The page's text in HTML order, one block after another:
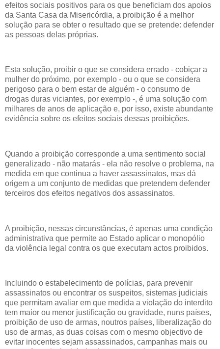
efeitos sociais positivos para os que beneficiam dos apoios
da Santa Casa da Misericórdia, a proibição é a melhor
solução para se obter o resultado que se pretende: defender
as pessoas delas próprias.
Esta solução, proibir o que se considera errado - cobiçar a
mulher do próximo, por exemplo - ou o que se considera
perigoso para o bem estar de alguém - o consumo de
drogas duras viciantes, por exemplo -, é uma solução com
milhares de anos de aplicação e, por isso, existe abundante
evidência sobre os efeitos sociais dessas proibições.
Quando a proibição corresponde a uma sentimento social
generalizado - não matarás - ela não resolve o problema, na
medida em que continua a haver assassinatos, mas dá
origem a um conjunto de medidas que pretendem defender
terceiros dos efeitos negativos dos assassinatos.
A proibição, nessas circunstâncias, é apenas uma condição
administrativa que permite ao Estado aplicar o monopólio
da violência legal contra os que executam actos proibidos.
Incluindo o estabelecimento de polícias, para prevenir
assassinatos ou encontrar os suspeitos, sistemas judiciais
que permitam avaliar em que medida a violação do interdito
tem maior ou menor justificação ou gravidade, nuns países,
proibição de uso de armas, noutros países, liberalização do
uso de armas, as duas coisas com o mesmo objectivo de
evitar inocentes sejam assassinados, campanhas mais ou